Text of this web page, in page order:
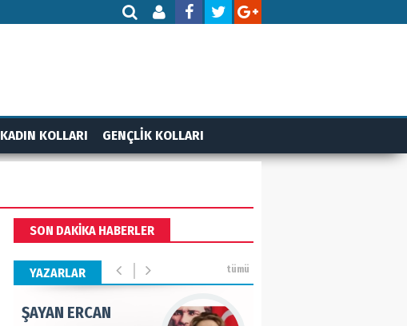
KADIN KOLLARI GENÇLİK KOLLARI
SON DAKİKA HABERLER
YAZARLAR tümü
Türkiye tarımla para
kazanır..
Bu proje ile neyi
hedefliyoruz?
Hakan SOYSAL
ŞAYAN ERCAN